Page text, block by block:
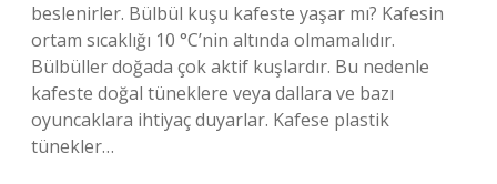
beslenirler. Bülbül kuşu kafeste yaşar mı? Kafesin
ortam sıcaklığı 10 °C’nin altında olmamalıdır.
Bülbüller doğada çok aktif kuşlardır. Bu nedenle
kafeste doğal tüneklere veya dallara ve bazı
oyuncaklara ihtiyaç duyarlar. Kafese plastik
tünekler…